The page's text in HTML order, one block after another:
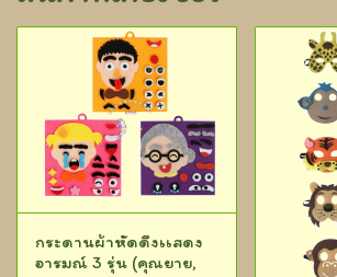
กระดานผ้าหัดดึงเเสดง
อารมณ์ 3 รุ่น (คุณยาย,